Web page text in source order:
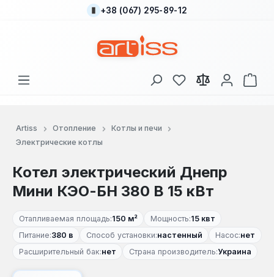
Перейти к основному содержанию
+38 (067) 295-89-12
У вас есть товары
В
Artiss Отопление
Котлы и печи
Электрические котлы
Котел электрический Днепр
Мини КЭО-БН 380 В 15 кВт
Отапливаемая площадь:150 м² Мощность:15 квт
Питание:380 в Способ установки:настенный Насос:нет
Расширительный бак:нет Страна производитель:Украина